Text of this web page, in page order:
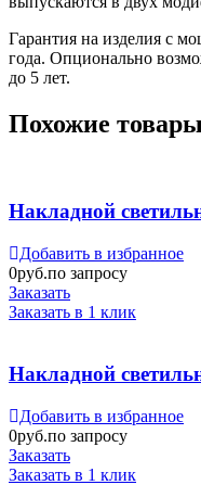
Гарантия на изделия с
года. Опционально
до 5 лет.
Похожие товары
Накладной
Добавить в избранное
0руб.по запросу
Заказать
Заказать в 1 клик
Накладной
Добавить в избранное
0руб.по запросу
Заказать
Заказать в 1 клик